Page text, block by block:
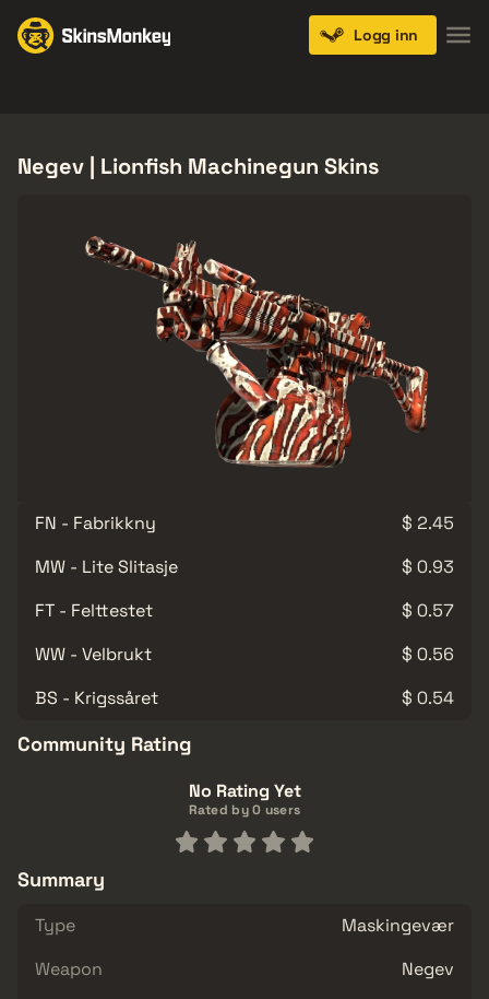
Logg inn
Negev | Lionfish Machinegun Skins
FN - Fabrikkny
$ 2.45
MW - Lite Slitasje
$ 0.93
FT - Felttestet
$ 0.57
WW - Velbrukt
$ 0.56
BS - Krigssåret
$ 0.54
Community Rating
No Rating Yet
Rated by 0 users
Summary
Type
Maskingevær
Weapon
Negev